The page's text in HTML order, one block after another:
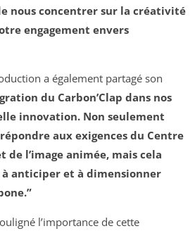
nous concentrer sur la créativité
engagement envers
a également partagé son
du Carbon’Clap dans nos
innovation. Non seulement
aux exigences du Centre
l’image animée, mais cela
à anticiper et à dimensionner
l’importance de cette